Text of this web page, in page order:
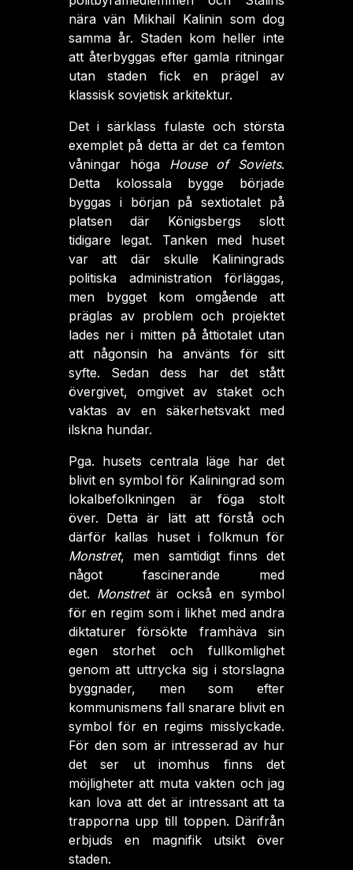
nära vän Mikhail Kalinin som dog
samma år. Staden kom heller inte
att återbyggas efter gamla ritningar
utan staden fick en prägel av
klassisk sovjetisk arkitektur.
Det i särklass fulaste och största
exemplet på detta är det ca femton
våningar höga House of Soviets.
Detta kolossala bygge började
byggas i början på sextiotalet på
platsen där Königsbergs slott
tidigare legat. Tanken med huset
var att där skulle Kaliningrads
politiska administration förläggas,
men bygget kom omgående att
präglas av problem och projektet
lades ner i mitten på åttiotalet utan
att någonsin ha använts för sitt
syfte. Sedan dess har det stått
övergivet, omgivet av staket och
vaktas av en säkerhetsvakt med
ilskna hundar.
Pga. husets centrala läge har det
blivit en symbol för Kaliningrad som
lokalbefolkningen är föga stolt
över. Detta är lätt att förstå och
därför kallas huset i folkmun för
Monstret, men samtidigt finns det
något fascinerande med
det. Monstretär också en symbol
för en regim som i likhet med andra
diktaturer försökte framhäva sin
egen storhet och fullkomlighet
genom att uttrycka sig i storslagna
byggnader, men som efter
kommunismens fall snarare blivit en
symbol för en regims misslyckade.
För den som är intresserad av hur
det ser ut inomhus finns det
möjligheter att muta vakten och jag
kan lova att det är intressant att ta
trapporna upp till toppen. Därifrån
erbjuds en magnifik utsikt över
staden.